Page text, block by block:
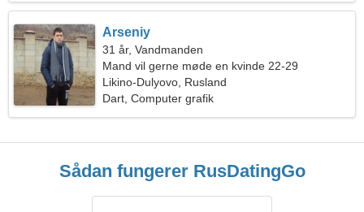
Arseniy
31 år, Vandmanden
Mand vil gerne møde en kvinde 22-29
Likino-Dulyovo, Rusland
Dart, Computer grafik
Sådan fungerer RusDatingGo